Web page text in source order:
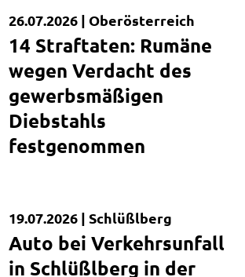
Kurzmeldung
26.07.2026 | Oberösterreich
14 Straftaten: Rumäne
wegen Verdacht des
gewerbsmäßigen
Diebstahls
festgenommen
Kurzmeldung
19.07.2026 | Schlüßlberg
Auto bei Verkehrsunfall
in Schlüßlberg in der